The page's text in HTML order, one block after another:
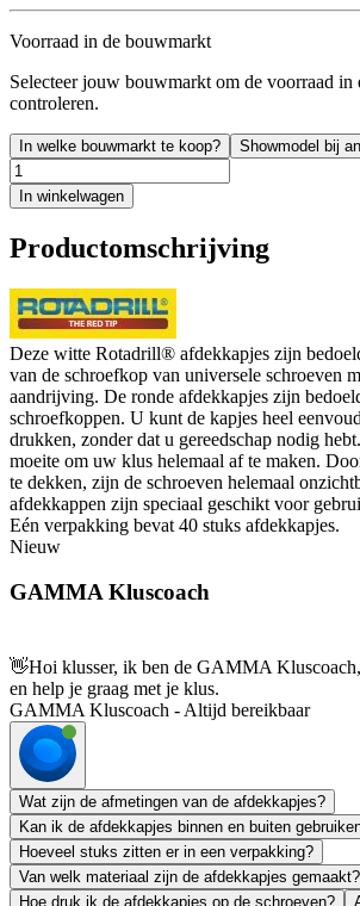
Voorraad in de bouwmarkt
Selecteer jouw bouwmarkt om de voorraad in
controleren.
In welke bouwmarkt te koop? Showmodel bij
In winkelwagen
Productomschrijving
Deze witte Rotadrill® afdekkapjes zijn
van de schroefkop van universele schroeven
aandrijving. De ronde afdekkapjes zijn
schroefkoppen. U kunt de kapjes heel
drukken, zonder dat u gereedschap nodig
moeite om uw klus helemaal af te maken.
te dekken, zijn de schroeven helemaal
afdekkappen zijn speciaal geschikt voor
Eén verpakking bevat 40 stuks afdekkapjes.
Nieuw
GAMMA Kluscoach
👋Hoi klusser, ik ben de GAMMA
en help je graag met je klus.
GAMMA Kluscoach - Altijd bereikbaar
Wat zijn de afmetingen van de afdekkapjes?
Kan ik de afdekkapjes binnen en buiten
Hoeveel stuks zitten er in een verpakking?
Van welk materiaal zijn de afdekkapjes gemaakt?
Hoe druk ik de afdekkapjes op de schroeven?